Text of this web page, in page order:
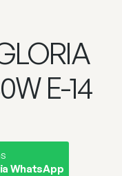
E-14
WhatsApp